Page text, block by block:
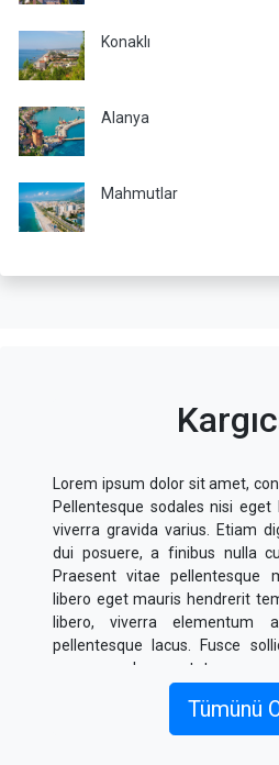
Konaklı
Alanya
Mahmutlar
Lorem ipsum dolor sit amet,
Pellentesque sodales nisi
viverra gravida varius. Etiam
dui posuere, a finibus nulla
Praesent vitae pellentesque
libero eget mauris hendrerit
libero, viverra elementum
pellentesque lacus. Fusce
posuere, vel consectetur massa
Donec sagittis sagittis
fringilla eu. Nullam ligula est,
Tümünü